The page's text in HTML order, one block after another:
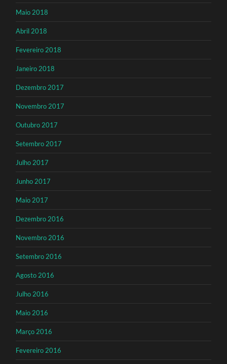
Maio 2018
Abril 2018
Fevereiro 2018
Janeiro 2018
Dezembro 2017
Novembro 2017
Outubro 2017
Setembro 2017
Julho 2017
Junho 2017
Maio 2017
Dezembro 2016
Novembro 2016
Setembro 2016
Agosto 2016
Julho 2016
Maio 2016
Março 2016
Fevereiro 2016